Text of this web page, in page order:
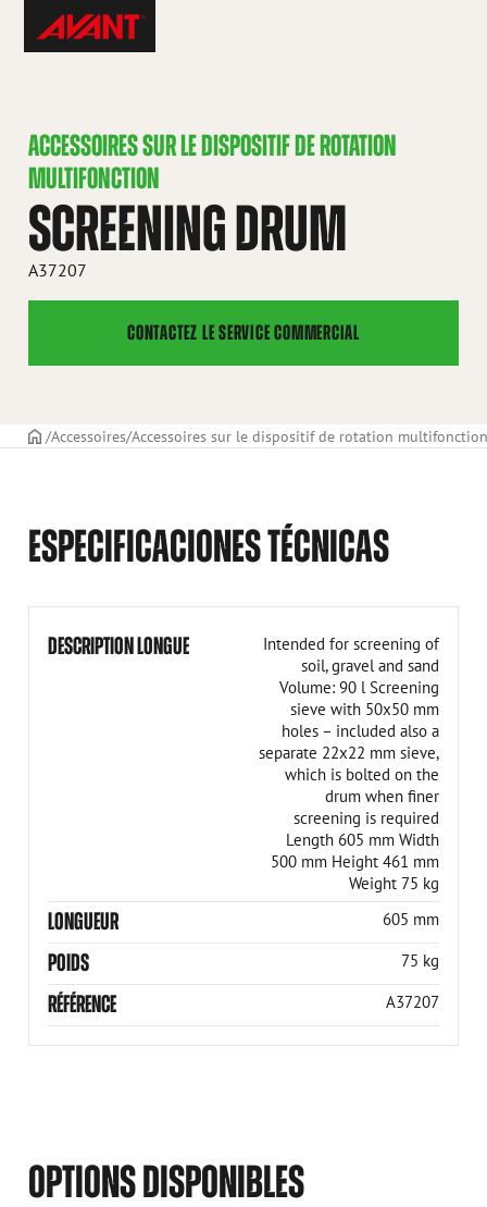
content
Avant
Tecno
France
ACCESSOIRES SUR LE DISPOSITIF DE ROTATION
MULTIFONCTION
SCREENING DRUM
A37207
CONTACTEZ LE SERVICE COMMERCIAL
PAGE DE COUVERTURE
Accessoires Accessoires sur le dispositif de rotation multifonction
ESPECIFICACIONES TÉCNICAS
DESCRIPTION LONGUE
Intended for screening of
soil, gravel and sand
Volume: 90 l Screening
sieve with 50x50 mm
holes – included also a
separate 22x22 mm sieve,
which is bolted on the
drum when finer
screening is required
Length 605 mm Width
500 mm Height 461 mm
Weight 75 kg
LONGUEUR 605 mm
POIDS 75 kg
RÉFÉRENCE A37207
OPTIONS DISPONIBLES